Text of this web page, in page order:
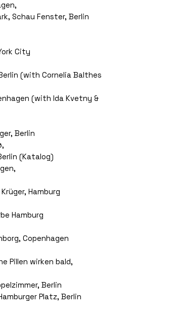
Schau Fenster, Berlin
City
(with Cornelia Balthes
(with Ida Kvetny &
Berlin
(Katalog)
Hamburg
Hamburg
Copenhagen
Pillen wirken bald,
Berlin
Platz, Berlin